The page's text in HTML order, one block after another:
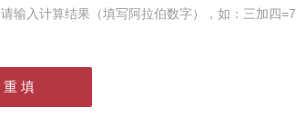
请输入计算结果（填写阿拉伯数字），如：三加四=7